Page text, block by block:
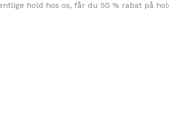
hold hos os, får du 50 % rabat på